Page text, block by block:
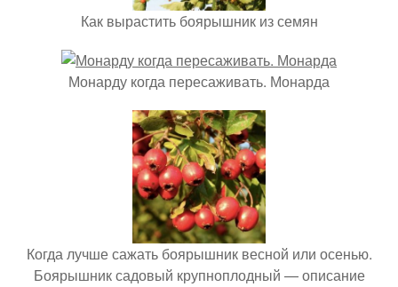
Как вырастить боярышник из семян
Монарду когда пересаживать. Монарда
Когда лучше сажать боярышник весной или осенью.
Боярышник садовый крупноплодный — описание